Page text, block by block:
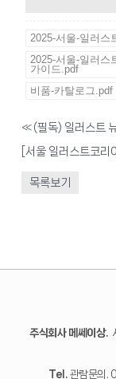
2025-서울-일러스
2025-서울-일러스
가이드.pdf
비품-카탈로그.pdf
«(필독) 일러스트
목록보기
주식회사 메쎄이상.
Tel.관람문의.